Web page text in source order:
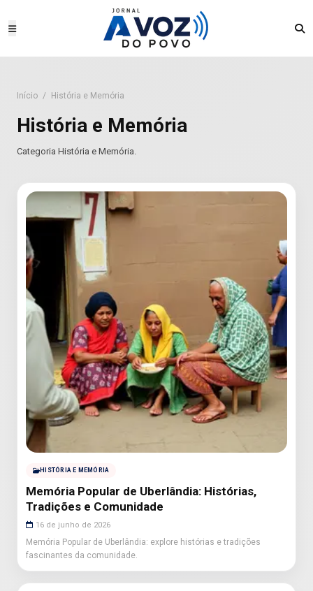
Início / História e Memória
História e Memória
Categoria História e Memória.
HISTÓRIA E MEMÓRIA
Memória Popular de Uberlândia: Histórias,
Tradições e Comunidade
16 de junho de 2026
Memória Popular de Uberlândia: explore histórias e tradições
fascinantes da comunidade.